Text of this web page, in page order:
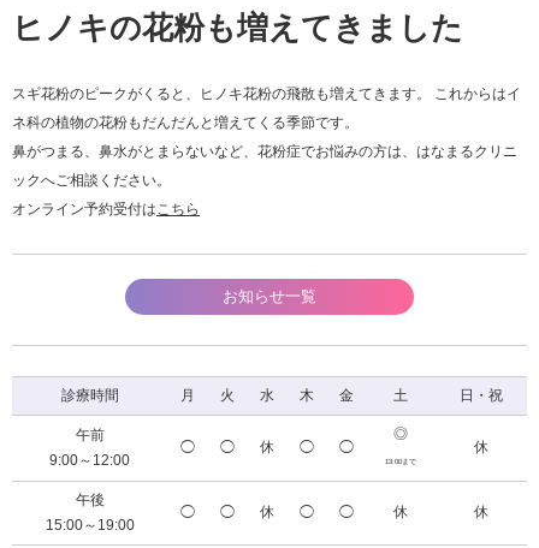
ヒノキの花粉も増えてきました
スギ花粉のピークがくると、ヒノキ花粉の飛散も増えてきます。 これからはイ
ネ科の植物の花粉もだんだんと増えてくる季節です。
鼻がつまる、鼻水がとまらないなど、花粉症でお悩みの方は、はなまるクリニ
ックへご相談ください。
オンライン予約受付はこちら
お知らせ一覧
診療時間 月 火 水 木 金 土 日・祝
午前
9:00～12:00
◯ ◯ 休 ◯ ◯
◎
13:00まで
休
午後
15:00～19:00
◯ ◯ 休 ◯ ◯ 休 休